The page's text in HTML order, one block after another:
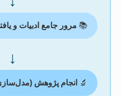
📚 مرور جامع ادبیات و
↓
🔬 انجام پژوهش